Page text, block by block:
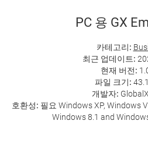
PC 용 GX
카테고리:
최근 업데이트:
현재 버전:
파일 크기:
개발자:
호환성: 필요 Windows XP, Windows
Windows 8.1 and